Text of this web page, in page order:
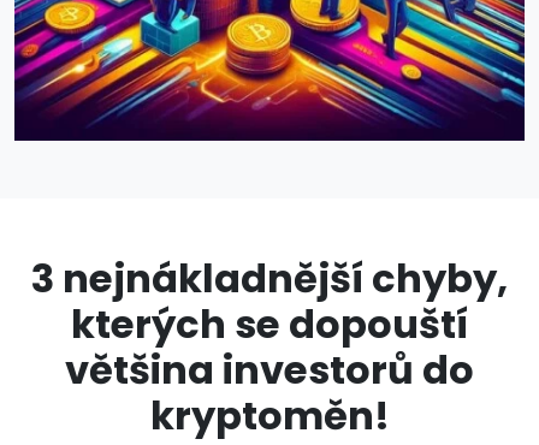
3 nejnákladnější chyby,
kterých se dopouští
většina investorů do
kryptoměn!